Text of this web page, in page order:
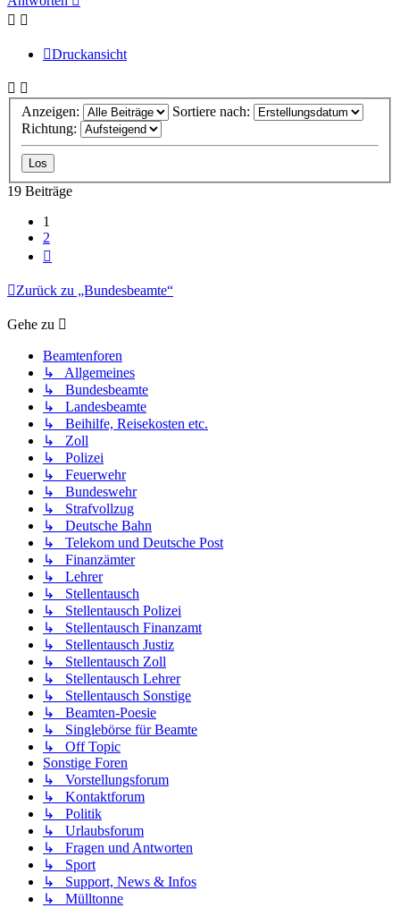
Druckansicht
Anzeigen:
Sortiere nach:
Richtung:
19 Beiträge
1
2
Zurück zu „Bundesbeamte“
Gehe zu
Beamtenforen
↳ Allgemeines
↳ Bundesbeamte
↳ Landesbeamte
↳ Beihilfe, Reisekosten etc.
↳ Zoll
↳ Polizei
↳ Feuerwehr
↳ Bundeswehr
↳ Strafvollzug
↳ Deutsche Bahn
↳ Telekom und Deutsche Post
↳ Finanzämter
↳ Lehrer
↳ Stellentausch
↳ Stellentausch Polizei
↳ Stellentausch Finanzamt
↳ Stellentausch Justiz
↳ Stellentausch Zoll
↳ Stellentausch Lehrer
↳ Stellentausch Sonstige
↳ Beamten-Poesie
↳ Singlebörse für Beamte
↳ Off Topic
Sonstige Foren
↳ Vorstellungsforum
↳ Kontaktforum
↳ Politik
↳ Urlaubsforum
↳ Fragen und Antworten
↳ Sport
↳ Support, News & Infos
↳ Mülltonne